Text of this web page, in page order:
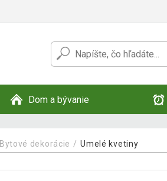
Dom a bývanie
Bytové dekorácie Umelé kvetiny